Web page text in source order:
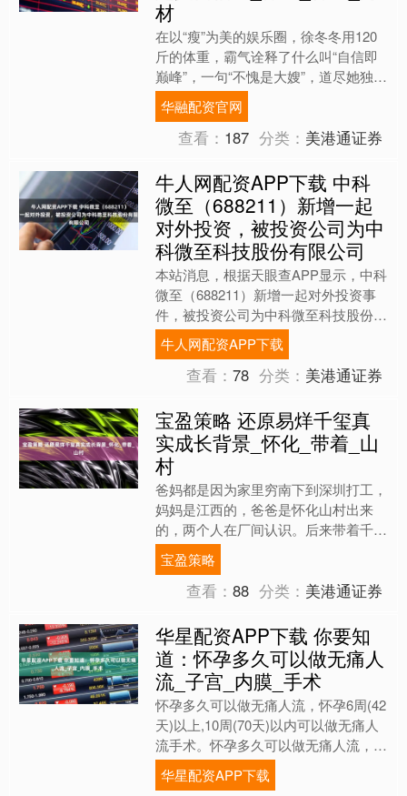
材
在以“瘦”为美的娱乐圈，徐冬冬用120
斤的体重，霸气诠释了什么叫“自信即
巅峰”，一句“不愧是大嫂”，道尽她独特
的魅力。 徐冬冬的演艺之路充满了拼
搏。她从跑龙套开....
华融配资官网
查看： 187 分类： 美港通证券
牛人网配资APP下载 中科
微至（688211）新增一起
对外投资，被投资公司为中
科微至科技股份有限公司
本站消息，根据天眼查APP显示，中科
微至（688211）新增一起对外投资事
件，被投资公司为中科微至科技股份有
限公司，法定代表人李功燕，投资占比
为0.4%。该公司....
牛人网配资APP下载
查看：78 分类： 美港通证券
宝盈策略 还原易烊千玺真
实成长背景_怀化_带着_山
村
爸妈都是因为家里穷南下到深圳打工，
妈妈是江西的，爸爸是怀化山村出来
的，两个人在厂间认识。后来带着千玺
北漂，住的也是郊区群租房（狗仔拍到
还很震惊），坐一两个小时的....
宝盈策略
查看：88 分类： 美港通证券
华星配资APP下载 你要知
道：怀孕多久可以做无痛人
流_子宫_内膜_手术
怀孕多久可以做无痛人流，怀孕6周(42
天)以上,10周(70天)以内可以做无痛人
流手术。怀孕多久可以做无痛人流，怀
孕6-10周之内都可以行无痛人流手术，
不过在B....
华星配资APP下载